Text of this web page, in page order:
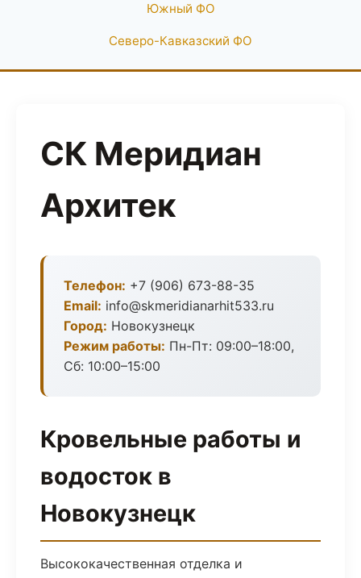
Южный ФО
Северо-Кавказский ФО
СК Меридиан
Архитек
Телефон: +7 (906) 673-88-35
Email: info@skmeridianarhit533.ru
Город: Новокузнецк
Режим работы: Пн-Пт: 09:00–18:00,
Сб: 10:00–15:00
Кровельные работы и
водосток в
Новокузнецк
Высококачественная отделка и